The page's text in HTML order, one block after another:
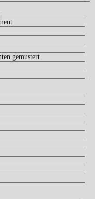
gemustert